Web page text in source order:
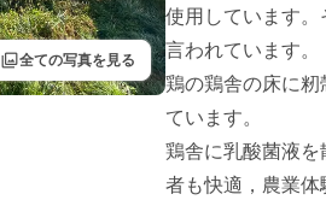
filter全ての写真を見る
使用しています。
言われています。
鶏の鶏舎の床に
ています。
鶏舎に乳酸菌液
者も快適，農業